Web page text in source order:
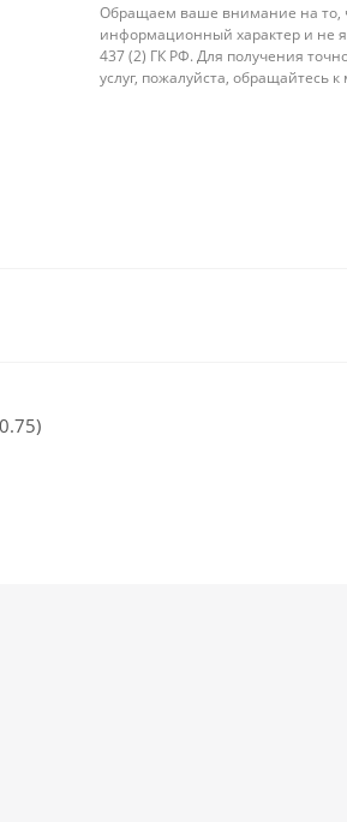
Обращаем ваше внимание на то,
информационный характер и не
437 (2) ГК РФ. Для получения
услуг, пожалуйста,